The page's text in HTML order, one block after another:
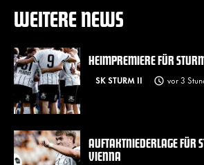
WEITERE NEWS
HEIMPREMIERE FÜR
SK STURM II vor 3
AUFTAKTNIEDERLAGE FÜR
VIENNA